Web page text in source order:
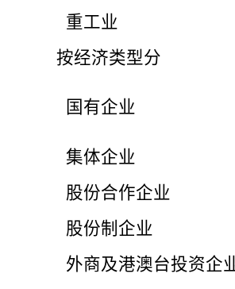
重工业
按经济类型分
国有企业
集体企业
股份合作企业
外商及港澳台投资企